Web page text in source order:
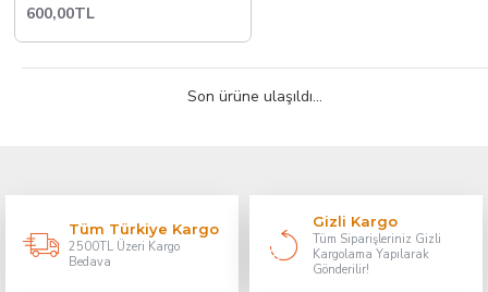
600,00TL
Son ürüne ulaşıldı...
Tüm Türkiye Kargo
2500TL Üzeri Kargo
Bedava
Gizli Kargo
Tüm Siparişleriniz Gizli
Kargolama Yapılarak
Gönderilir!